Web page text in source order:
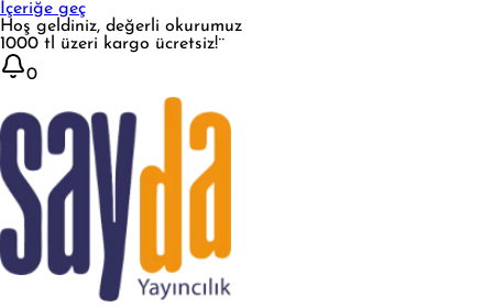
İçeriğe geç
Hoş geldiniz, değerli okurumuz
1000 tl üzeri kargo ücretsiz!¨
0